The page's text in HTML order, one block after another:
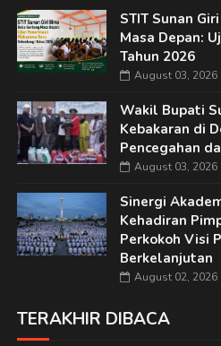
STIT Sunan
Masa Depan:
Tahun 2026
August 03, 2026
Wakil Bupati
Kebakaran di
Pencegahan
August 03, 2026
Sinergi
Kehadiran
Perkokoh Visi
Berkelanjutan
August 02, 2026
TERAKHIR DIBACA